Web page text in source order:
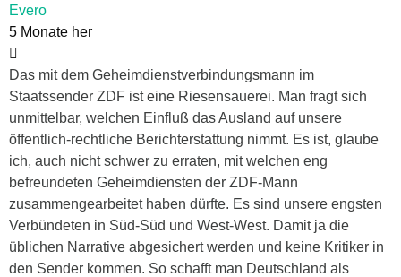
Evero
5 Monate her
Das mit dem Geheimdienstverbindungsmann im
Staatssender ZDF ist eine Riesensauerei. Man fragt sich
unmittelbar, welchen Einfluß das Ausland auf unsere
öffentlich-rechtliche Berichterstattung nimmt. Es ist, glaube
ich, auch nicht schwer zu erraten, mit welchen eng
befreundeten Geheimdiensten der ZDF-Mann
zusammengearbeitet haben dürfte. Es sind unsere engsten
Verbündeten in Süd-Süd und West-West. Damit ja die
üblichen Narrative abgesichert werden und keine Kritiker in
den Sender kommen. So schafft man Deutschland als